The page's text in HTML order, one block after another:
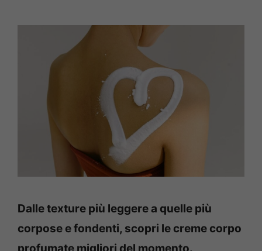
Dalle texture più leggere a quelle più
corpose e fondenti, scopri le creme corpo
profumate migliori del momento.